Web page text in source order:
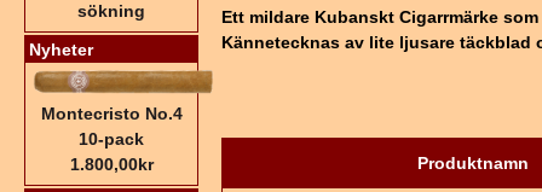
Ett mildare Kubanskt Cigarrmärke
Kännetecknas av lite ljusare täckblad
Produktnamn
sökning
Nyheter
Montecristo No.4
10-pack
1.800,00kr